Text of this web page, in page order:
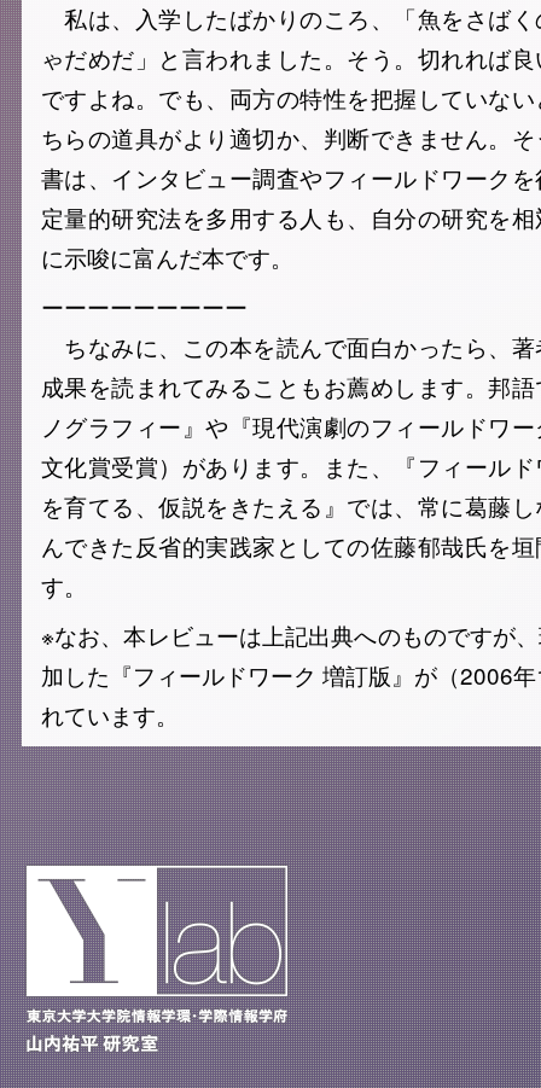
私は、入学したばかりのころ、「魚をさば
ゃだめだ」と言われました。そう。切れれば
ですよね。でも、両方の特性を把握していな
ちらの道具がより適切か、判断できません。
書は、インタビュー調査やフィールドワーク
定量的研究法を多用する人も、自分の研究を
に示唆に富んだ本です。
ーーーーーーーーー
ちなみに、この本を読んで面白かったら、
成果を読まれてみることもお薦めします。邦
ノグラフィー』や『現代演劇のフィールドワ
文化賞受賞）があります。また、『フィール
を育てる、仮説をきたえる』では、常に葛藤
んできた反省的実践家としての佐藤郁哉氏を
す。
※なお、本レビューは上記出典へのものですが
加した『フィールドワーク 増訂版』が（2006
れています。